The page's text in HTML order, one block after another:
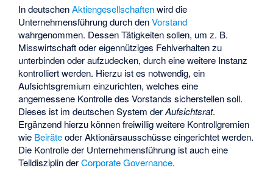
In deutschenAktiengesellschaftenwird die
Unternehmensführung durch denVorstand
wahrgenommen. Dessen Tätigkeiten sollen, um z. B.
Misswirtschaft oder eigennütziges Fehlverhalten zu
unterbinden oder aufzudecken, durch eine weitere Instanz
kontrolliert werden. Hierzu ist es notwendig, ein
Aufsichtsgremium einzurichten, welches eine
angemessene Kontrolle des Vorstands sicherstellen soll.
Dieses ist im deutschen System derAufsichtsrat.
Ergänzend hierzu können freiwillig weitere Kontrollgremien
wie Beiräteoder Aktionärsausschüsse eingerichtet werden.
Die Kontrolle der Unternehmensführung ist auch eine
Teildisziplin derCorporate Governance.